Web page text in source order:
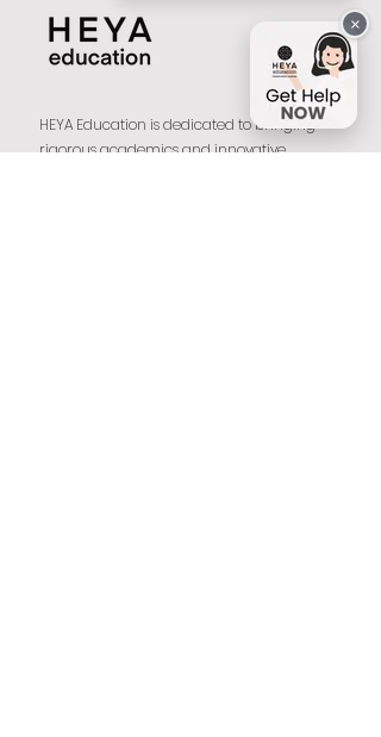
HEYA Education is dedicated to bringing
rigorous academics and innovative
×